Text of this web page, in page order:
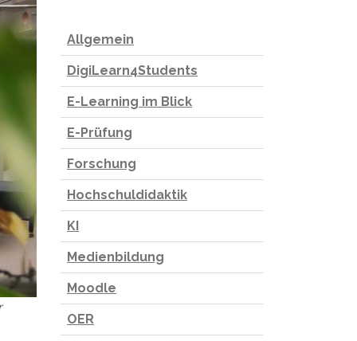
Allgemein
DigiLearn4Students
E-Learning im Blick
E-Prüfung
Forschung
Hochschuldidaktik
KI
Medienbildung
Moodle
OER